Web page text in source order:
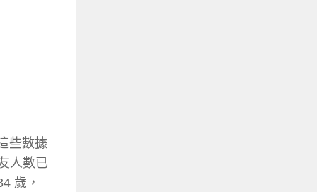
些數據
人數已
歲，